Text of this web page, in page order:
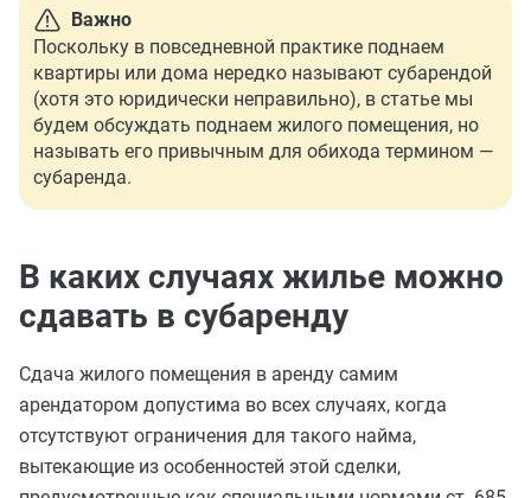
Важно
Поскольку в повседневной практике поднаем
квартиры или дома нередко называют субарендой
(хотя это юридически неправильно), в статье мы
будем обсуждать поднаем жилого помещения, но
называть его привычным для обихода термином —
субаренда.
В каких случаях жилье можно
сдавать в субаренду
Сдача жилого помещения в аренду самим
арендатором допустима во всех случаях, когда
отсутствуют ограничения для такого найма,
вытекающие из особенностей этой сделки,